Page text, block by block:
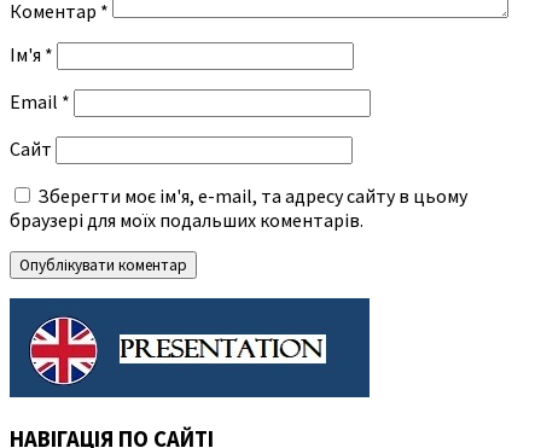
Коментар *
Ім'я *
Email *
Сайт
Зберегти моє ім'я, e-mail, та адресу сайту в цьому
браузері для моїх подальших коментарів.
НАВІГАЦІЯ ПО САЙТІ